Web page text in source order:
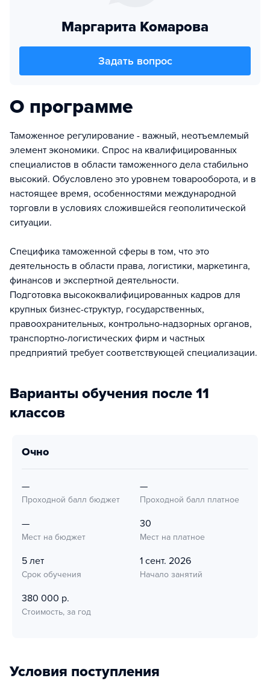
Маргарита Комарова
Задать вопрос
О программе
Таможенное регулирование - важный, неотъемлемый
элемент экономики. Спрос на квалифицированных
специалистов в области таможенного дела стабильно
высокий. Обусловлено это уровнем товарооборота, и в
настоящее время, особенностями международной
торговли в условиях сложившейся геополитической
ситуации.
Специфика таможенной сферы в том, что это
деятельность в области права, логистики, маркетинга,
финансов и экспертной деятельности.
Подготовка высококвалифицированных кадров для
крупных бизнес-структур, государственных,
правоохранительных, контрольно-надзорных органов,
транспортно-логистических фирм и частных
предприятий требует соответствующей специализации.
Варианты обучения после 11
классов
очно
—
Проходной балл бюджет
—
Проходной балл платное
—
Мест на бюджет
30
Мест на платное
5 лет
Срок обучения
1 сент. 2026
Начало занятий
380 000 р.
Стоимость, за год
Условия поступления